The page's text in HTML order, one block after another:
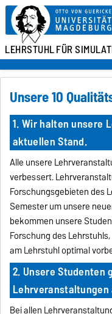
LEHRSTUHLFÜR
Unsere 10
1. Wir halten unsere
aktuellen Stand.
Alle unsere
verbessert.
Forschungsgebieten des
Semester um unsere
bekommen unsere
Forschung des
am Lehrstuhl optimal
2. Unsere Studenten
Bei allen